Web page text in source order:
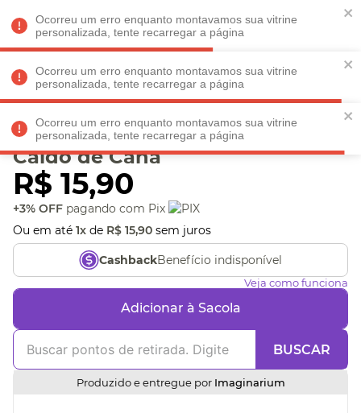
Ocorreu um erro enquanto montavamos sua vitrine
personalizada, tente recarregar a página
Ocorreu um erro enquanto montavamos sua vitrine
personalizada, tente recarregar a página
Ocorreu um erro enquanto montavamos sua vitrine
personalizada, tente recarregar a página
Faltam REGULAMENTO
Veja produtos perto de você! Informe seu CEP
Cartão Amigo Pastel e
Caldo de Cana
R$ 15,90
+3% OFF pagando com Pix
Ou em até 1x de R$ 15,90 sem juros
CashbackBenefício indisponível
Veja como funciona
Adicionar à Sacola
BUSCAR
Produzido e entregue por Imaginarium